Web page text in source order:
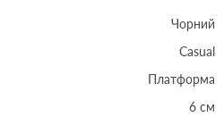
Чорний
Casual
Платформа
6 см